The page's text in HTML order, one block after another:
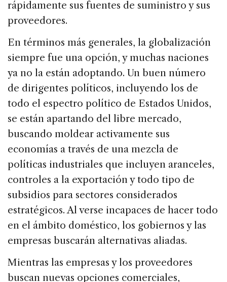
rápidamente sus fuentes de suministro y sus
proveedores.
En términos más generales, la globalización
siempre fue una opción, y muchas naciones
ya no la están adoptando. Un buen número
de dirigentes políticos, incluyendo los de
todo el espectro político de Estados Unidos,
se están apartando del libre mercado,
buscando moldear activamente sus
economías a través de una mezcla de
políticas industriales que incluyen aranceles,
controles a la exportación y todo tipo de
subsidios para sectores considerados
estratégicos. Al verse incapaces de hacer todo
en el ámbito doméstico, los gobiernos y las
empresas buscarán alternativas aliadas.
Mientras las empresas y los proveedores
buscan nuevas opciones comerciales,